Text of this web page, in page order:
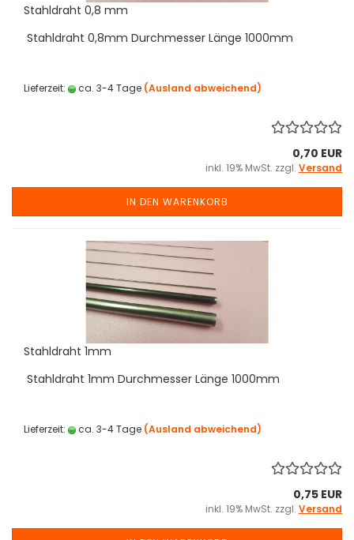
Stahldraht 0,8 mm
Stahldraht 0,8mm Durchmesser Länge 1000mm
Lieferzeit: ca. 3-4 Tage (Ausland abweichend)
0,70 EUR
inkl. 19% MwSt. zzgl. Versand
IN DEN WARENKORB
Stahldraht 1mm
Stahldraht 1mm Durchmesser Länge 1000mm
Lieferzeit: ca. 3-4 Tage (Ausland abweichend)
0,75 EUR
inkl. 19% MwSt. zzgl. Versand